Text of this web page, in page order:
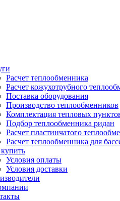
Расчет теплообменника
Расчет кожухотрубного
Поставка оборудования
Производство теплообменников
Комплектация тепловых
Подбор теплообменника ридан
Расчет пластинчатого
Расчет теплообменника для
Условия оплаты
Условия доставки